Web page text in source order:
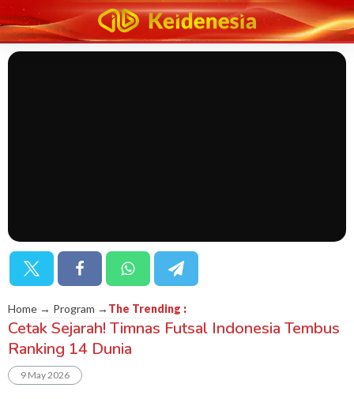
Home → Program → The Trending :
Cetak Sejarah! Timnas Futsal Indonesia Tembus
Ranking 14 Dunia
9 May 2026